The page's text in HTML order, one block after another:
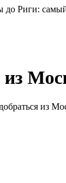
до Риги:
из
из